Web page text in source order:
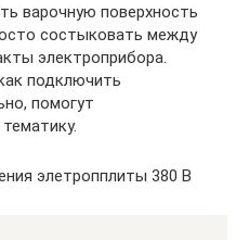
варочную поверхность
состыковать между
электроприбора.
подключить
помогут
элетропплиты 380 В